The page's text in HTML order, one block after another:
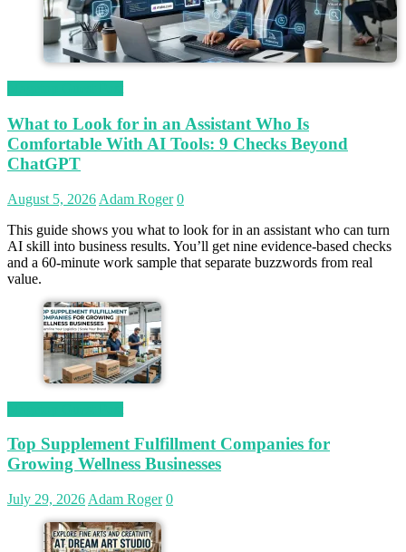
What to Look for in an Assistant Who Is
Comfortable With AI Tools: 9 Checks Beyond
ChatGPT
August 5, 2026 Adam Roger 0
This guide shows you what to look for in an assistant who can turn
AI skill into business results. You’ll get nine evidence-based checks
and a 60-minute work sample that separate buzzwords from real
value.
Top Supplement Fulfillment Companies for
Growing Wellness Businesses
July 29, 2026 Adam Roger 0